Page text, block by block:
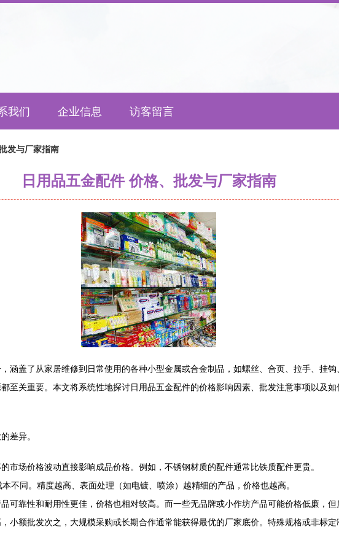
我们 企业信息 访客留言
发与厂家指南
日用品五金配件 价格、批发与厂家指南
涵盖了从家居维修到日常使用的各种小型金属或合金制品，如螺丝、合页、拉手、挂
至关重要。本文将系统性地探讨日用品五金配件的价格影响因素、批发注意事项以及如
差异。
市场价格波动直接影响成品价格。例如，不锈钢材质的配件通常比铁质配件更贵。
不同。精度越高、表面处理（如电镀、喷涂）越精细的产品，价格也越高。
可靠性和耐用性更佳，价格也相对较高。而一些无品牌或小作坊产品可能价格低廉，但
小额批发次之，大规模采购或长期合作通常能获得最优的厂家底价。特殊规格或非标定